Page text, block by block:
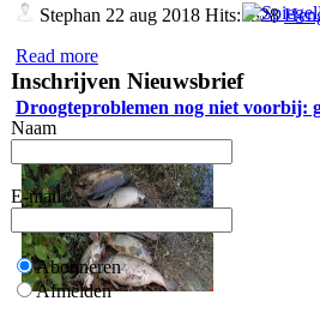
Stephan 22 aug 2018 Hits:5328
Read more
Droogteproblemen nog niet voorbij:
Inschrijven Nieuwsbrief
Naam
E-mail
Abonneren
Afmelden